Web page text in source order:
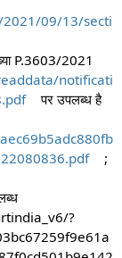
09/13/secti
P.3603/2021
notificati
पर उपलब्धहै
;
?